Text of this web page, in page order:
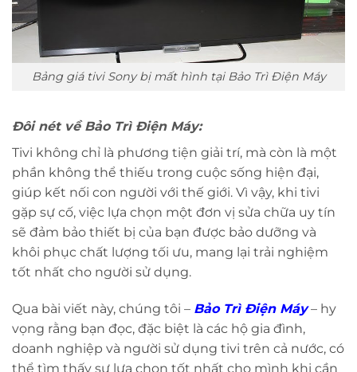
Bảng giá tivi Sony bị mất hình tại Bảo Trì Điện Máy
Đôi nét về Bảo Trì Điện Máy:
Tivi không chỉ là phương tiện giải trí, mà còn là một
phần không thể thiếu trong cuộc sống hiện đại,
giúp kết nối con người với thế giới. Vì vậy, khi tivi
gặp sự cố, việc lựa chọn một đơn vị sửa chữa uy tín
sẽ đảm bảo thiết bị của bạn được bảo dưỡng và
khôi phục chất lượng tối ưu, mang lại trải nghiệm
tốt nhất cho người sử dụng.
Qua bài viết này, chúng tôi – Bảo Trì Điện Máy– hy
vọng rằng bạn đọc, đặc biệt là các hộ gia đình,
doanh nghiệp và người sử dụng tivi trên cả nước, có
thể tìm thấy sự lựa chọn tốt nhất cho mình khi cần